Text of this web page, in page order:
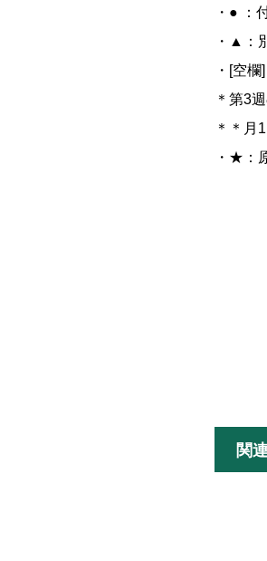
・● ：
・▲：
・[空
＊第3
＊＊月
・★：
関